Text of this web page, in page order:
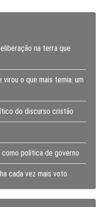
na terra que
o que mais temia: um
do discurso cristão
política de governo
cada vez mais voto